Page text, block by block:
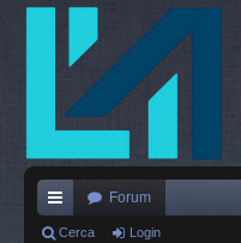
oll
Forum
Cerca Login